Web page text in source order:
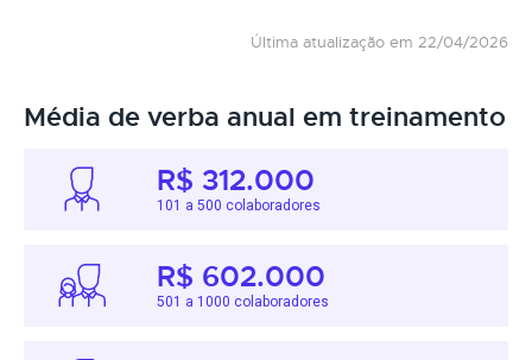
Última atualização em 22/04/2026
Média de verba anual em treinamento
R$ 312.000
101 a 500 colaboradores
R$ 602.000
501 a 1000 colaboradores